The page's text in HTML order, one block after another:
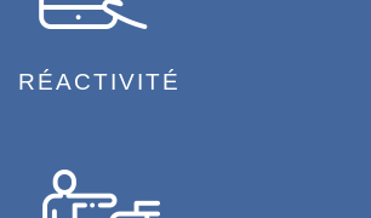
RÉACTIVITÉ